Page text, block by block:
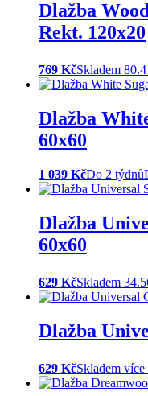
Dlažba
Rekt. 120x20
769 KčSkladem
Dlažba
60x60
1 039 KčDo 2 týdnů
Dlažba
60x60
629 KčSkladem
Dlažba
629 KčSkladem